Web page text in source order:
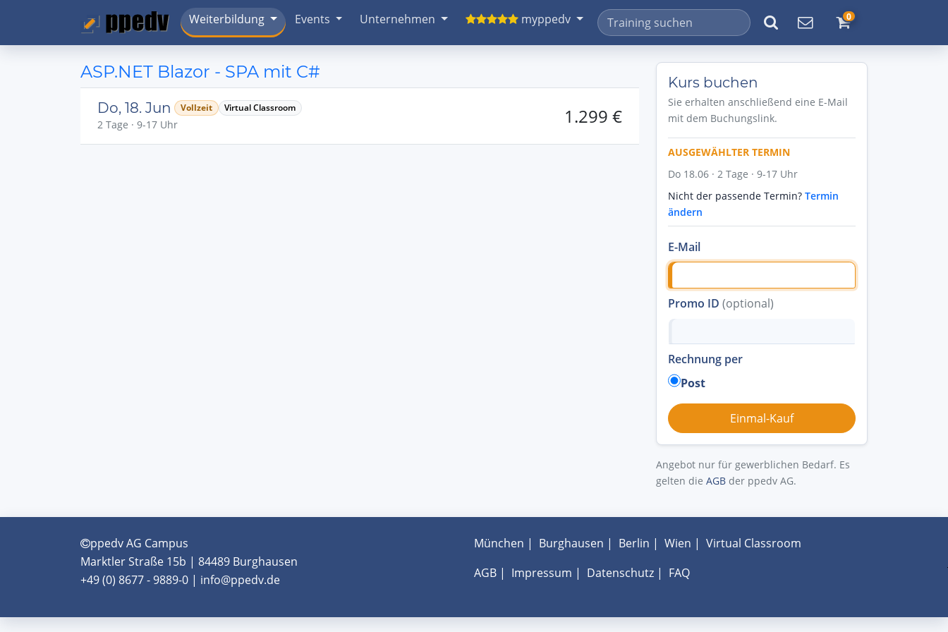
Weiterbildung Events Unternehmen myppedv 0
ASP.NET Blazor - SPA mit C#
Do, 18. Jun Vollzeit Virtual Classroom
2 Tage · 9-17 Uhr 1.299 €
Kurs buchen
Sie erhalten anschließend eine E-Mail
mit dem Buchungslink.
AUSGEWÄHLTER TERMIN
Do 18.06 · 2 Tage · 9-17 Uhr
Nicht der passende Termin? Termin
ändern
E-Mail
Promo ID (optional)
Rechnung per
Post
Angebot nur für gewerblichen Bedarf. Es
gelten die AGB der ppedv AG.
ppedv AG Campus
Marktler Straße 15b | 84489 Burghausen
+49 (0) 8677 - 9889-0 | info@ppedv.de
München | Burghausen | Berlin | Wien | Virtual Classroom
AGB| Impressum | Datenschutz| FAQ